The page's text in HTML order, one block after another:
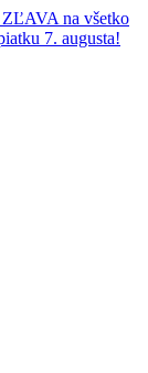
na všetko
7. augusta!